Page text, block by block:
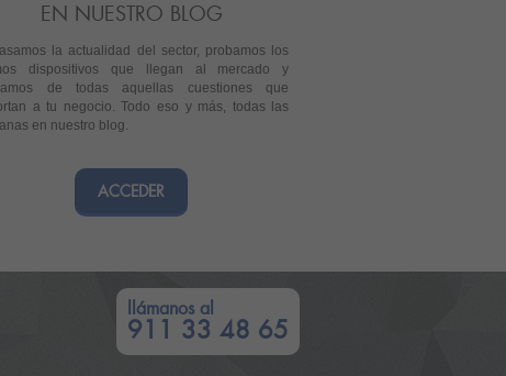
EN NUESTRO BLOG
la actualidad del sector, probamos los
dispositivos que llegan al mercado y
de todas aquellas cuestiones que
a tu negocio. Todo eso y más, todas las
en nuestro blog.
ACCEDER
llámanos al
911 33 48 65